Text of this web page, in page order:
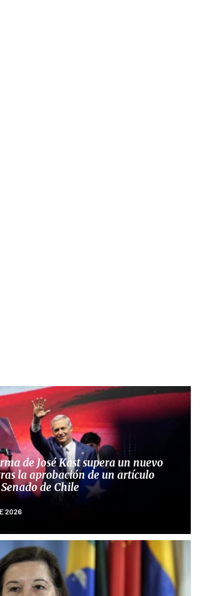
de José Kast supera un nuevo
la aprobación de un artículo
de Chile
2026